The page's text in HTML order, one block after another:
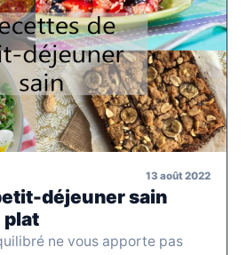
13 août 2022
déjeuner sain
plat
ne vous apporte pas